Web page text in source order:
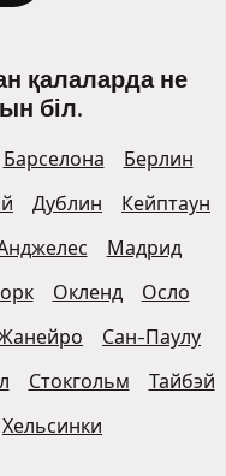
қалаларда не
біл.
Барселона
Берлин
Дублин
Кейптаун
Мадрид
Окленд
Осло
Сан-Паулу
Стокгольм
Тайбэй
Хельсинки